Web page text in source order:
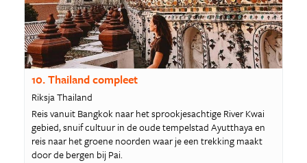
10. Thailand compleet
Riksja Thailand
Reis vanuit Bangkok naar het sprookjesachtige River Kwai
gebied, snuif cultuur in de oude tempelstad Ayutthaya en
reis naar het groene noorden waar je een trekking maakt
door de bergen bij Pai.